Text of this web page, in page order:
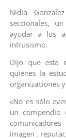
Nidia
seccionales,
ayudar a los
intrusismo.
Dijo que esta
quienes la
organizaciones
«No es sólo
un compendio
imagen ,